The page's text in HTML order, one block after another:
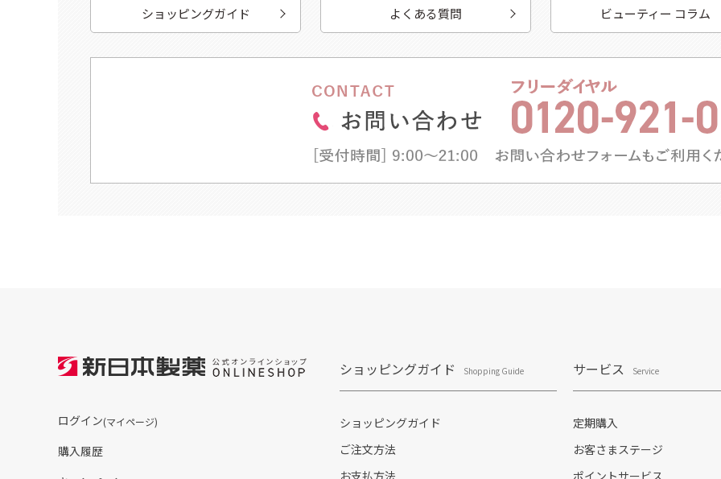
ショッピングガイド よくある質問 ビューティー コラム
ログイン(マイページ)
購入履歴
ショッピングガイド Shopping Guide
ショッピングガイド
ご注文方法
お支払方法
サービス Service
定期購入
お客さまステージ
ポイントサービス